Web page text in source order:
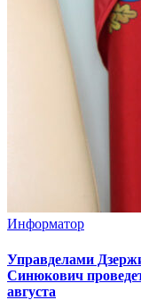
Информатор
Управделами
Синюкович
августа